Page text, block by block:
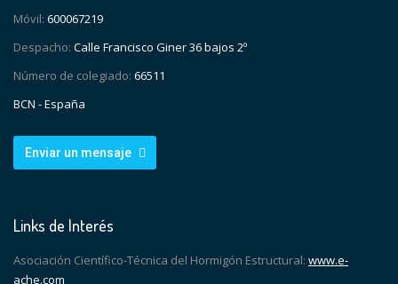
Móvil: 600067219
Despacho: Calle Francisco Giner 36 bajos 2º
Número de colegiado: 66511
BCN - España
Enviar un mensaje
Links de Interés
Asociación Científico-Técnica del Hormigón Estructural: www.e-
ache.com